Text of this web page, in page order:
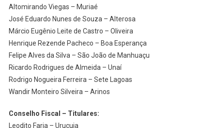
Altomirando Viegas – Muriaé
José Eduardo Nunes de Souza – Alterosa
Márcio Eugênio Leite de Castro – Oliveira
Henrique Rezende Pacheco – Boa Esperança
Felipe Alves da Silva – São João de Manhuaçu
Ricardo Rodrigues de Almeida – Unaí
Rodrigo Nogueira Ferreira – Sete Lagoas
Wandir Monteiro Silveira – Arinos
Conselho Fiscal – Titulares:
Leodito Faria – Urucuia